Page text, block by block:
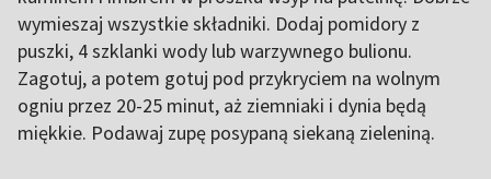
wymieszaj wszystkie składniki. Dodaj pomidory z
puszki, 4 szklanki wody lub warzywnego bulionu.
Zagotuj, a potem gotuj pod przykryciem na wolnym
ogniu przez 20-25 minut, aż ziemniaki i dynia będą
miękkie. Podawaj zupę posypaną siekaną zieleniną.